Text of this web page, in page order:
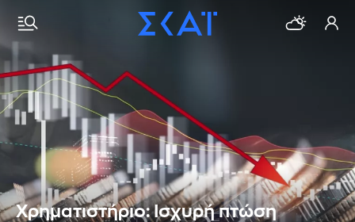
Χρηματιστήριο: Ισχυρή πτώση